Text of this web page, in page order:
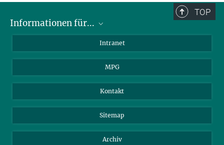
TOP
Informationen für...
Studenten
Journalisten
Intranet
MPG
Kontakt
Sitemap
Archiv